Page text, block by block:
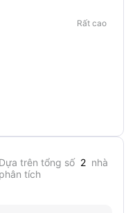
Rất cao
Dựa trên tổng số 2 nhà
phân tích